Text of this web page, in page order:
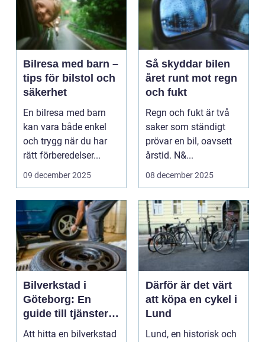
Bilresa med barn –
tips för bilstol och
säkerhet
En bilresa med barn
kan vara både enkel
och trygg när du har
rätt förberedelser...
09 december 2025
Så skyddar bilen
året runt mot regn
och fukt
Regn och fukt är två
saker som ständigt
prövar en bil, oavsett
årstid. N&...
08 december 2025
Bilverkstad i
Göteborg: En
guide till tjänster
och fördelar
Att hitta en bilverkstad
Därför är det värt
att köpa en cykel i
Lund
Lund, en historisk och